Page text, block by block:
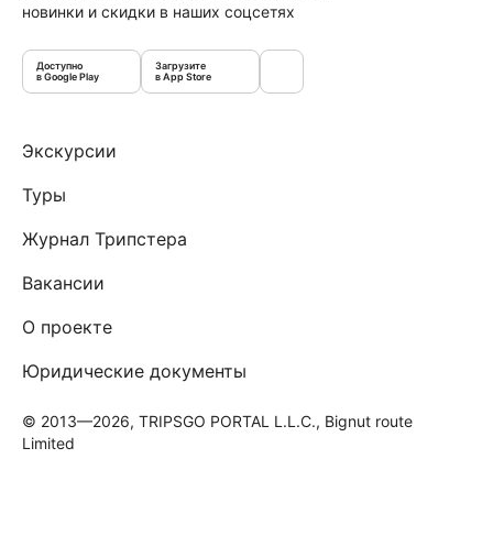
новинки и скидки в наших соцсетях
Доступно
в Google Play
Загрузите
в App Store
Экскурсии
Туры
Журнал Трипстера
Вакансии
О проекте
Юридические документы
© 2013—2026, TRIPSGO PORTAL L.L.C., Bignut route
Limited